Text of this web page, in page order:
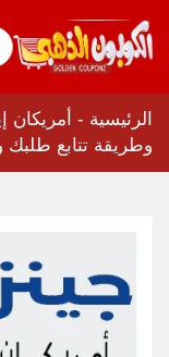
الرئيسية - أمريكان
وطريقة تتابع طلبك